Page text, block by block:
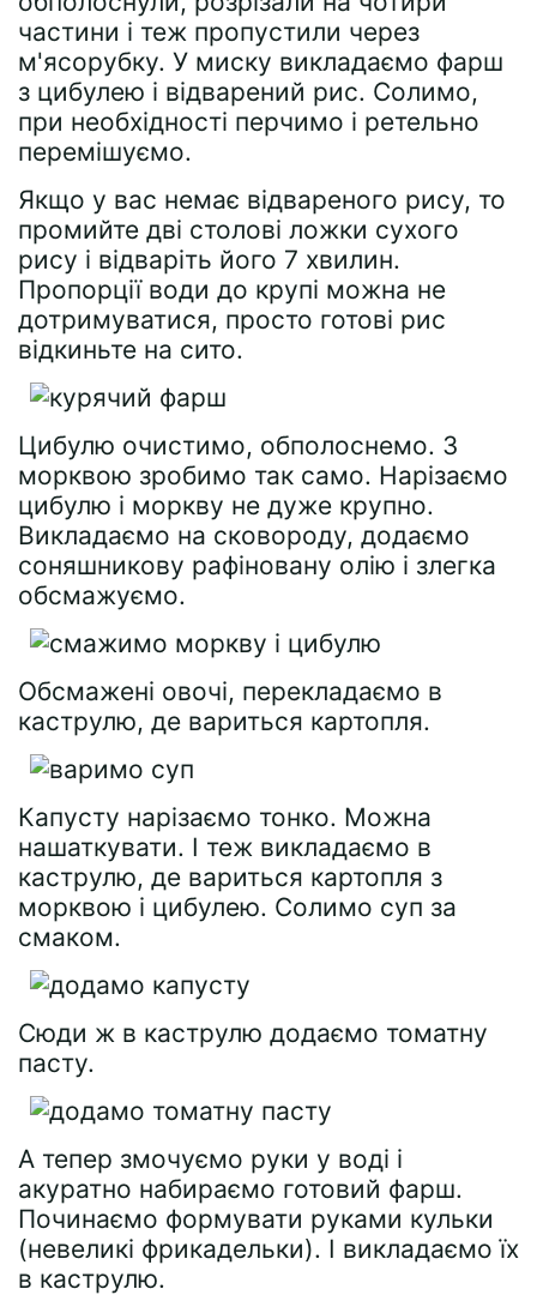
частини і теж пропустили через
м'ясорубку. У миску викладаємо фарш
з цибулею і відварений рис. Солимо,
при необхідності перчимо і ретельно
перемішуємо.
Якщо у вас немає відвареного рису, то
промийте дві столові ложки сухого
рису і відваріть його 7 хвилин.
Пропорції води до крупі можна не
дотримуватися, просто готові рис
відкиньте на сито.
Цибулю очистимо, обполоснемо. З
морквою зробимо так само. Нарізаємо
цибулю і моркву не дуже крупно.
Викладаємо на сковороду, додаємо
соняшникову рафіновану олію і злегка
обсмажуємо.
Обсмажені овочі, перекладаємо в
каструлю, де вариться картопля.
Капусту нарізаємо тонко. Можна
нашаткувати. І теж викладаємо в
каструлю, де вариться картопля з
морквою і цибулею. Солимо суп за
смаком.
Сюди ж в каструлю додаємо томатну
пасту.
А тепер змочуємо руки у воді і
акуратно набираємо готовий фарш.
Починаємо формувати руками кульки
(невеликі фрикадельки). І викладаємо їх
в каструлю.